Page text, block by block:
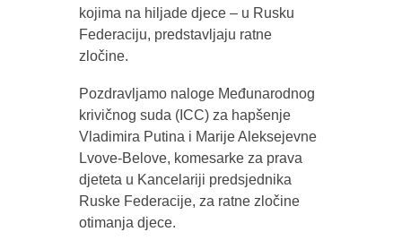
kojima na hiljade djece – u Rusku
Federaciju, predstavljaju ratne
zločine.
Pozdravljamo naloge Međunarodnog
krivičnog suda (ICC) za hapšenje
Vladimira Putina i Marije Aleksejevne
Lvove-Belove, komesarke za prava
djeteta u Kancelariji predsjednika
Ruske Federacije, za ratne zločine
otimanja djece.